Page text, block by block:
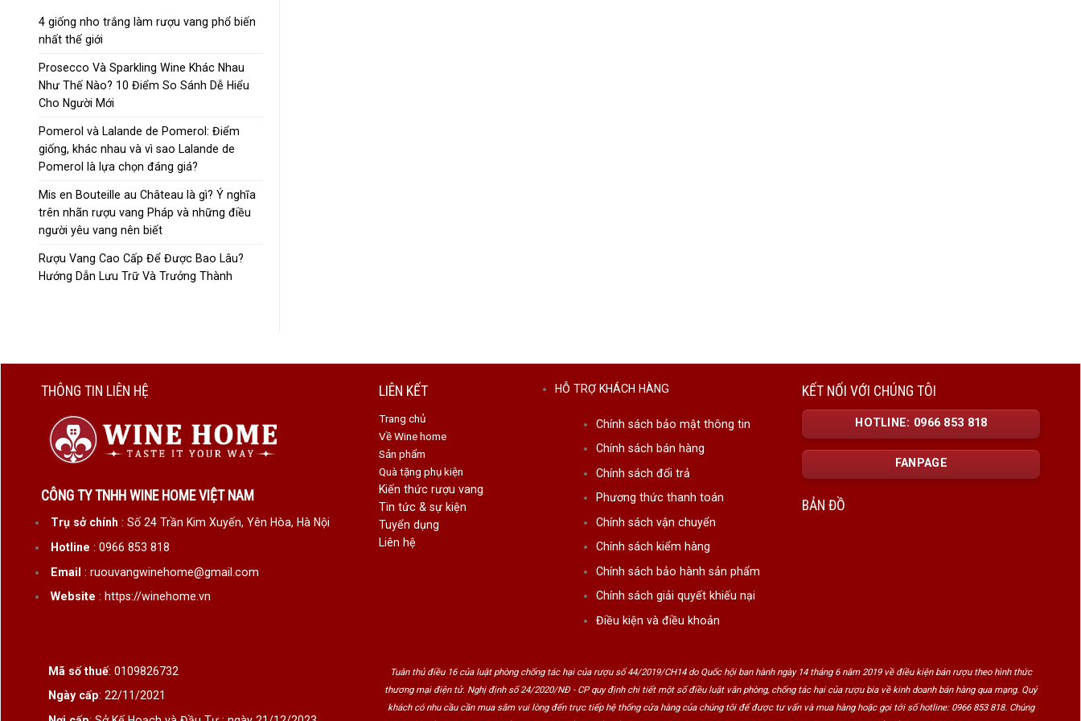
4 giống nho trắng làm rượu vang phổ biến
nhất thế giới
Prosecco Và Sparkling Wine Khác Nhau
Như Thế Nào? 10 Điểm So Sánh Dễ Hiểu
Cho Người Mới
Pomerol và Lalande de Pomerol: Điểm
giống, khác nhau và vì sao Lalande de
Pomerol là lựa chọn đáng giá?
Mis en Bouteille au Château là gì? Ý nghĩa
trên nhãn rượu vang Pháp và những điều
người yêu vang nên biết
Rượu Vang Cao Cấp Để Được Bao Lâu?
Hướng Dẫn Lưu Trữ Và Trưởng Thành
Rượu Ballantinelà dòng rượu Whisky Scotch nổi tiếng trên thế giới. Loại rượu này sở hữu hương vị đậm đà, được ủ rất lâu
năm trong thùng gỗ Sồi. Với những người đam mê rượu thì chắc hẳn sẽ không thể bỏ qua được loại rượu này. Những thông tin
chi tiết về dòng rượu này sẽ được chúng tôi thông tin chi tiết ngay sau đây.
THÔNG TIN LIÊN HỆ
CÔNG TY TNHH WINE HOME VIỆT NAM
Trụ sở chính : Số 24 Trần Kim Xuyến, Yên Hòa, Hà Nội
Hotline : 0966 853 818
Email : ruouvangwinehome@gmail.com
Website : https://winehome.vn
LIÊN KẾT
Trang chủ
Về Wine home
Sản phẩm
Quà tặng phụ kiện
Kiến thức rượu vang
Tin tức & sự kiện
Tuyển dụng
Liên hệ
HỖ TRỢ KHÁCH HÀNG
Chính sách bảo mật thông tin
Chính sách bán hàng
Chính sách đổi trả
Phương thức thanh toán
Chính sách vận chuyển
Chính sách kiểm hàng
Chính sách bảo hành sản phẩm
Chính sách giải quyết khiếu nại
Điều kiện và điều khoản
KẾT NỐI VỚI CHÚNG TÔI
HOTLINE: 0966 853 818
FANPAGE
BẢN ĐỒ
Mã số thuế: 0109826732
Ngày cấp: 22/11/2021
Tuân thủ điều 16 của luật phòng chống tác hại của rượu số 44/2019/CH14 do Quốc hội ban hành ngày 14 tháng 6 năm 2019 về điều kiện bán rượu theo hình thức
thương mại điện tử. Nghị định số 24/2020/NĐ - CP quy định chi tiết một số điều luật văn phòng, chống tác hại của rượu bia về kinh doanh bán hàng qua mạng. Quý
khách có nhu cầu cần mua sắm vui lòng đến trực tiếp hệ thống cửa hàng của chúng tôi để được tư vấn và mua hàng hoặc gọi tới số hotline: 0966 853 818. Chúng